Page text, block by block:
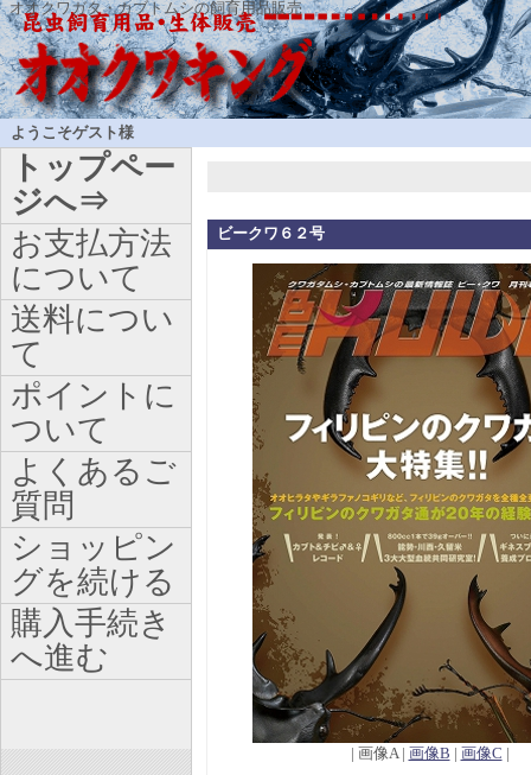
オオクワガタ・カブトムシの飼育用品販売
ようこそゲスト様
ビークワ６２号
| 画像A | 画像B | 画像C |
トップペー
ジへ⇒
お支払方法
について
送料につい
て
ポイントに
ついて
よくあるご
質問
ショッピン
グを続ける
購入手続き
へ進む